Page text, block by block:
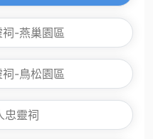
-燕巢園區
-鳥松園區
忠靈祠